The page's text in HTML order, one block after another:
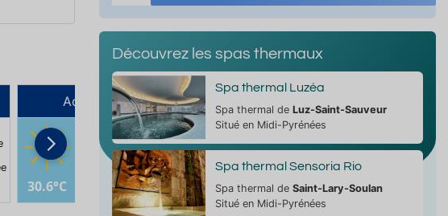
Août
30.6°C
Affluence
non
renseignée
Septembre
26.4°C
Affluence
renseignée
21.3°C
Affluence
renseignée
Découvrez les spas thermaux
Spa thermal Luzéa
Spa thermal de Luz-Saint-Sauveur
Situé en Midi-Pyrénées
Spa thermal Sensoria Rio
Spa thermal de Saint-Lary-Soulan
Situé en Midi-Pyrénées